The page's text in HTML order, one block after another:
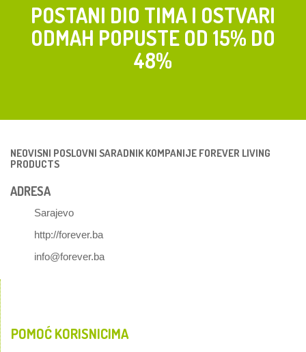
POSTANI DIO TIMA I OSTVARI
ODMAH POPUSTE OD 15% DO
48%
NEOVISNI POSLOVNI SARADNIK KOMPANIJE FOREVER LIVING
PRODUCTS
ADRESA
Sarajevo
http://forever.ba
info@forever.ba
POMOĆ KORISNICIMA